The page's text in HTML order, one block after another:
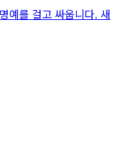
예를 걸고 싸웁니다. 새